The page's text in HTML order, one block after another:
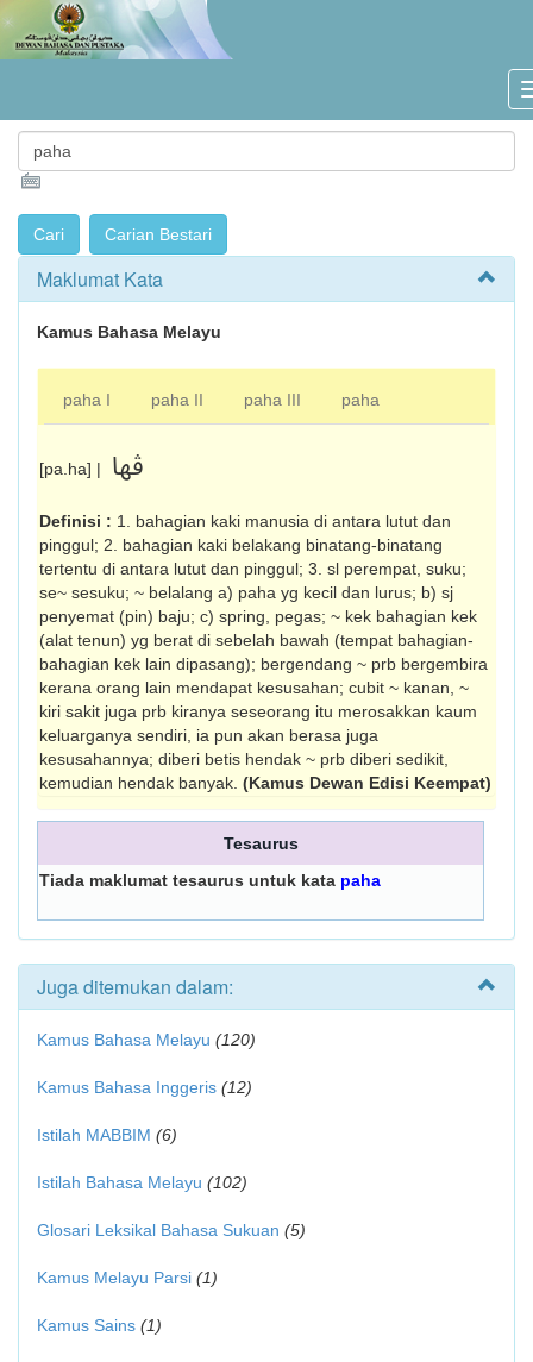
Maklumat Kata
Kamus Bahasa Melayu
paha I paha II paha III paha
[pa.ha] | ڤها
Definisi : 1. bahagian kaki manusia di antara lutut dan
pinggul; 2. bahagian kaki belakang binatang-binatang
tertentu di antara lutut dan pinggul; 3. sl perempat, suku;
se~ sesuku; ~ belalang a) paha yg kecil dan lurus; b) sj
penyemat (pin) baju; c) spring, pegas; ~ kek bahagian kek
(alat tenun) yg berat di sebelah bawah (tempat bahagian-
bahagian kek lain dipasang); bergendang ~ prb bergembira
kerana orang lain mendapat kesusahan; cubit ~ kanan, ~
kiri sakit juga prb kiranya seseorang itu me­rosakkan kaum
keluarganya sendiri, ia pun akan berasa juga
kesusahannya; diberi betis hendak ~ prb diberi sedikit,
kemudian hendak banyak. (Kamus Dewan Edisi Keempat)
Tesaurus
Tiada maklumat tesaurus untuk kata paha
Juga ditemukan dalam:
Kamus Bahasa Melayu (120)
Kamus Bahasa Inggeris (12)
Istilah MABBIM (6)
Istilah Bahasa Melayu (102)
Glosari Leksikal Bahasa Sukuan (5)
Kamus Melayu Parsi (1)
Kamus Sains (1)